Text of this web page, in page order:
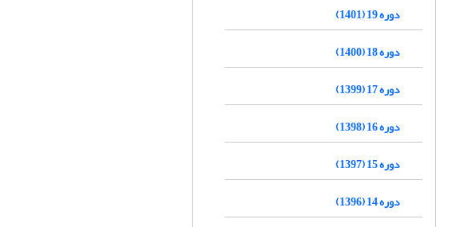
دوره 19 (1401)
دوره 18 (1400)
دوره 17 (1399)
دوره 16 (1398)
دوره 15 (1397)
دوره 14 (1396)